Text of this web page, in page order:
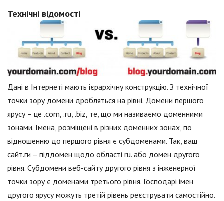
Технічні відомості
Дані в Інтернеті мають ієрархічну конструкцію. З технічної
точки зору домени дробляться на рівні. Домени першого
ярусу – це .com, .ru, .biz, те, що ми називаємо доменними
зонами. Імена, розміщені в різних доменних зонах, по
відношенню до першого рівня є субдоменами. Так, ваш
сайт.ги – піддомен щодо області ru. або домен другого
рівня. Субдомени веб-сайту другого рівня з інженерної
точки зору є доменами третього рівня. Господарі імен
другого ярусу можуть третій рівень реєструвати самостійно.